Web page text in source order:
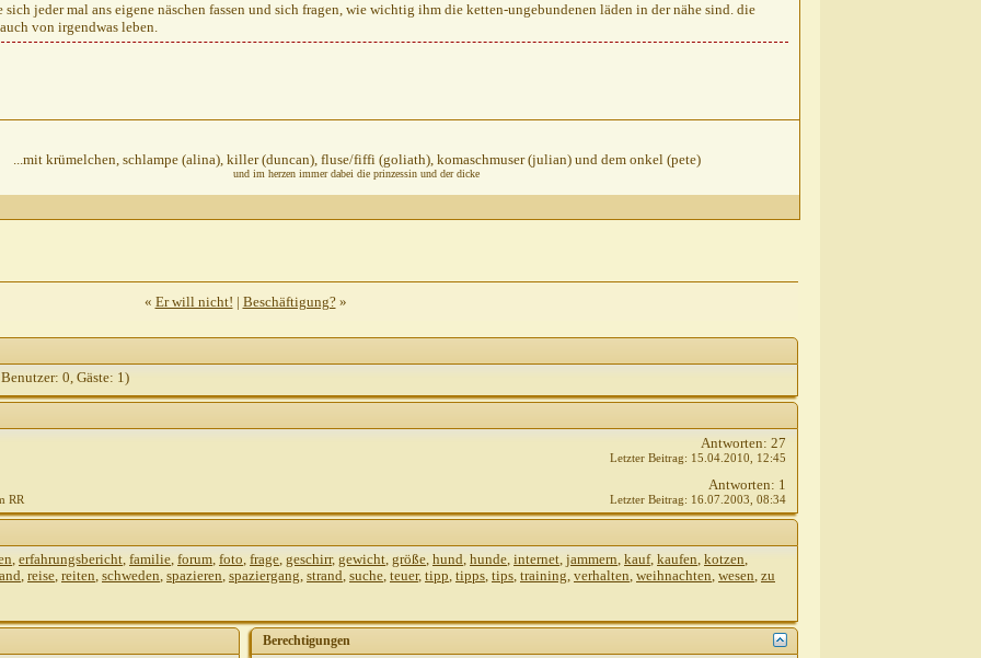
sich jeder mal ans eigene näschen fassen und sich fragen, wie wichtig ihm die ketten-ungebundenen läden in der nähe sind. die
von irgendwas leben.
...mit krümelchen, schlampe (alina), killer (duncan), fluse/fiffi (goliath), komaschmuser (julian) und dem onkel (pete)
und im herzen immer dabei die prinzessin und der dicke
« Er will nicht! | Beschäftigung? »
0, Gäste: 1)
Antworten: 27
Letzter Beitrag: 15.04.2010, 12:45
RR
Antworten: 1
Letzter Beitrag: 16.07.2003, 08:34
, erfahrungsbericht, familie, forum, foto, frage, geschirr, gewicht, größe, hund, hunde, internet, jammern, kauf, kaufen, kotzen,
, reise, reiten, schweden, spazieren, spaziergang, strand, suche, teuer, tipp, tipps, tips, training, verhalten, weihnachten, wesen, zu
Berechtigungen